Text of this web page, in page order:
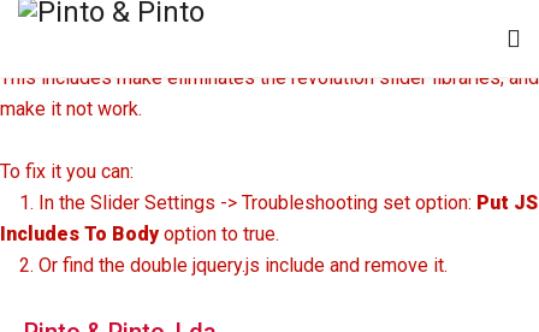
Revolution Slider Error: You have some jquery.js library include
This includes make eliminates the revolution slider libraries, and
make it not work.
To fix it you can:
1. In the Slider Settings -> Troubleshooting set option: Put JS
Includes To Bodyoption to true.
2. Or find the double jquery.js include and remove it.